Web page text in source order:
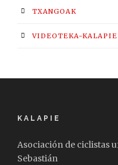
TXANGOAK
VIDEOTEKA-KALAPIE
KALAPIE
Asociación de ciclistas
Sebastián